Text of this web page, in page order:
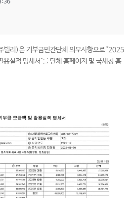
빌리)은 기부금민간단체 의무사항으로 "2025
용실적 명세서"를 단체 홈페이지 및 국세청 홈